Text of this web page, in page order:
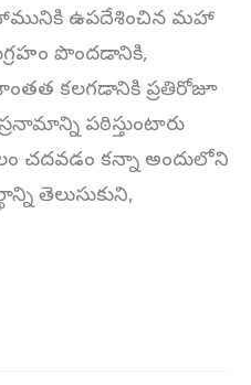
ఉపదేశించిన మహా
పొందడానికి,
కలగడానికి ప్రతిరోజూ
పఠిస్తుంటారు
చదవడం కన్నా అందులోని
తెలుసుకుని,